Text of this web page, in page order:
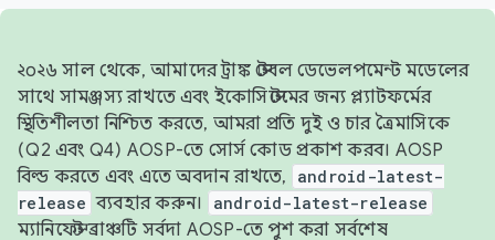
২০২৬ সাল থেকে, আমাদের ট্রাঙ্ক স্টেবল ডেভেলপমেন্ট মডেলের
সাথে সামঞ্জস্য রাখতে এবং ইকোসিস্টেমের জন্য প্ল্যাটফর্মের
স্থিতিশীলতা নিশ্চিত করতে, আমরা প্রতি দুই ও চার ত্রৈমাসিকে
(Q2 এবং Q4) AOSP-তে সোর্স কোড প্রকাশ করব। AOSP
বিল্ড করতে এবং এতে অবদান রাখতে,
android-latest-
release ব্যবহার করুন। android-latest-release
ম্যানিফেস্ট ব্রাঞ্চটি সর্বদা AOSP-তে পুশ করা সর্বশেষ